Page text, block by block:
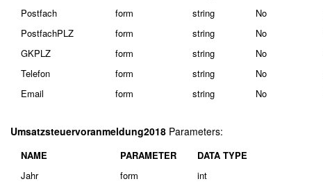
Postfach
form string No
PostfachPLZ
form string No
GKPLZ
form string No
Telefon
form string No
Email
form string No
Umsatzsteuervoranmeldung2018 Parameters:
NAME PARAMETER DATA TYPE
Jahr
form int